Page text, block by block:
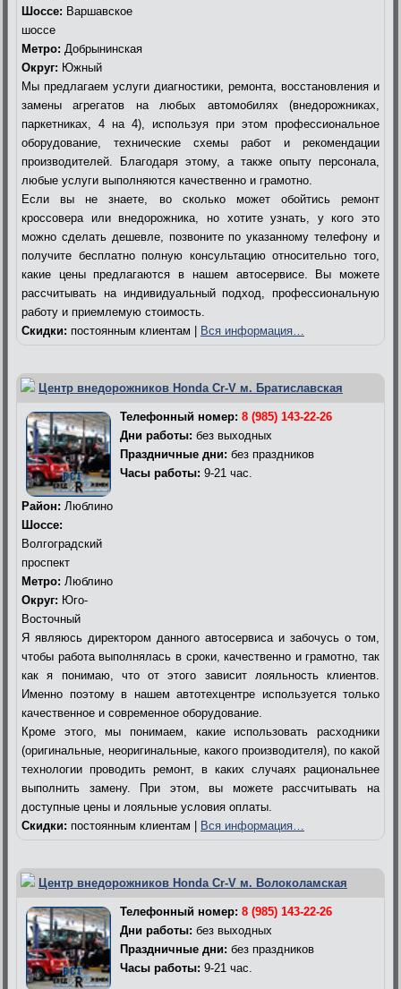
Шоссе: Варшавское
шоссе
Метро: Добрынинская
Округ: Южный
Мы предлагаем услуги диагностики, ремонта, восстановления и
замены агрегатов на любых автомобилях (внедорожниках,
паркетниках, 4 на 4), используя при этом профессиональное
оборудование, технические схемы работ и рекомендации
производителей. Благодаря этому, а также опыту персонала,
любые услуги выполняются качественно и грамотно.
Если вы не знаете, во сколько может обойтись ремонт
кроссовера или внедорожника, но хотите узнать, у кого это
можно сделать дешевле, позвоните по указанному телефону и
получите бесплатно полную консультацию относительно того,
какие цены предлагаются в нашем автосервисе. Вы можете
рассчитывать на индивидуальный подход, профессиональную
работу и приемлемую стоимость.
Скидки: постоянным клиентам | Вся информация…
Центр внедорожников Honda Cr-V м. Братиславская
Телефонный номер: 8 (985) 143-22-26
Дни работы: без выходных
Праздничные дни: без праздников
Часы работы: 9-21 час.
Район: Люблино
Шоссе:
Волгоградский
проспект
Метро: Люблино
Округ: Юго-
Восточный
Я являюсь директором данного автосервиса и забочусь о том,
чтобы работа выполнялась в сроки, качественно и грамотно, так
как я понимаю, что от этого зависит лояльность клиентов.
Именно поэтому в нашем автотехцентре используется только
качественное и современное оборудование.
Кроме этого, мы понимаем, какие использовать расходники
(оригинальные, неоригинальные, какого производителя), по какой
технологии проводить ремонт, в каких случаях рациональнее
выполнить замену. При этом, вы можете рассчитывать на
доступные цены и лояльные условия оплаты.
Скидки: постоянным клиентам | Вся информация…
Центр внедорожников Honda Cr-V м. Волоколамская
Телефонный номер: 8 (985) 143-22-26
Дни работы: без выходных
Праздничные дни: без праздников
Часы работы: 9-21 час.